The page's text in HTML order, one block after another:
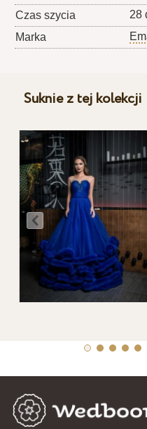
Czas szycia
28
Marka
Suknie z tej kolekcji